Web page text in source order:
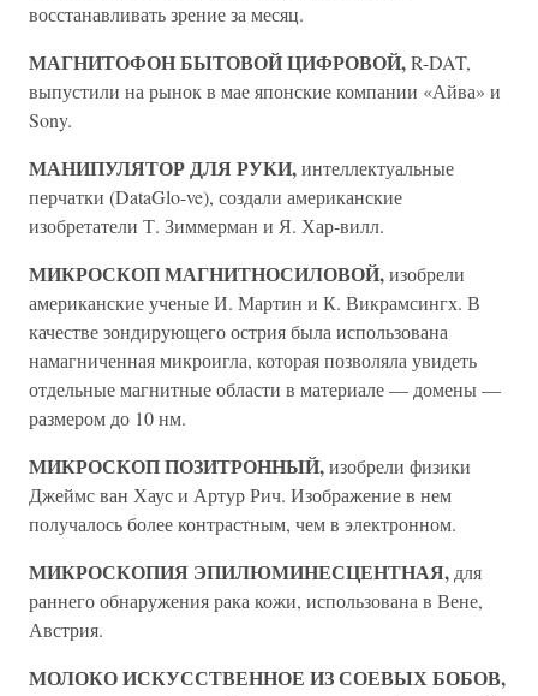
восстанавливать зрение за месяц.
МАГНИТОФОН БЫТОВОЙ ЦИФРОВОЙ,R-DAT,
выпустили на рынок в мае японские компании «Айва» и
Sony.
МАНИПУЛЯТОР ДЛЯ РУКИ,интеллектуальные
перчатки (DataGlo-ve), создали американские
изобретатели Т. Зиммерман и Я. Хар-вилл.
МИКРОСКОП МАГНИТНОСИЛОВОЙ,изобрели
американские ученые И. Мартин и К. Викрамсингх. В
качестве зондирующего острия была использована
намагниченная микроигла, которая позволяла увидеть
отдельные магнитные области в материале — домены —
размером до 10 нм.
МИКРОСКОП ПОЗИТРОННЫЙ,изобрели физики
Джеймс ван Хаус и Артур Рич. Изображение в нем
получалось более контрастным, чем в электронном.
МИКРОСКОПИЯ ЭПИЛЮМИНЕСЦЕНТНАЯ, для
раннего обнаружения рака кожи, использована в Вене,
Австрия.
МОЛОКО ИСКУССТВЕННОЕ ИЗ СОЕВЫХ БОБОВ,